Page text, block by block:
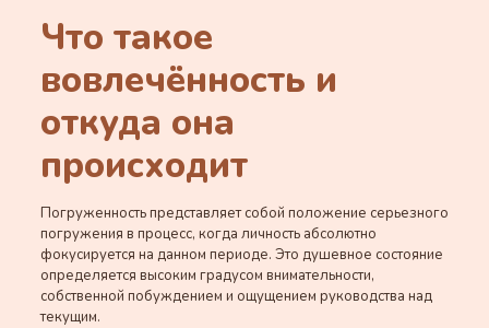
Что такое
вовлечённость и
откуда она
происходит
Погруженность представляет собой положение серьезного
погружения в процесс, когда личность абсолютно
фокусируется на данном периоде. Это душевное состояние
определяется высоким градусом внимательности,
собственной побуждением и ощущением руководства над
текущим.